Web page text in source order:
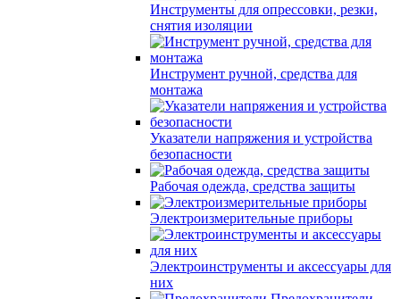
Инструменты для опрессовки, резки,
снятия изоляции
Инструмент ручной, средства для
монтажа
Указатели напряжения и устройства
безопасности
Рабочая одежда, средства защиты
Электроизмерительные приборы
Электроинструменты и аксессуары для
них